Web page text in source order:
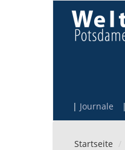
Journale
Startseite